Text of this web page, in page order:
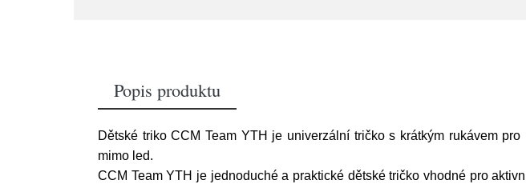
Popis produktu
Dětské triko CCM Team YTH je univerzální tričko s krátkým rukávem
mimo led.
CCM Team YTH je jednoduché a praktické dětské tričko vhodné pro